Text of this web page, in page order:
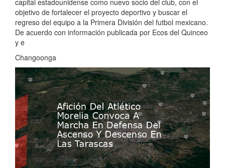
objetivo de fortalecer el proyecto deportivo y buscar el
regreso del equipo a la Primera División del futbol mexicano.
De acuerdo con información publicada por Ecos del Quinceo
y e
Changoonga